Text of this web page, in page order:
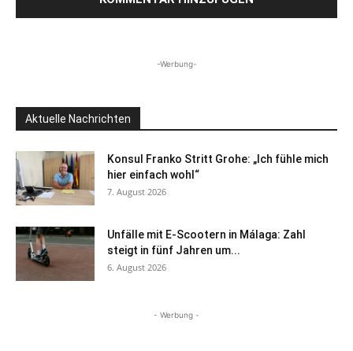
-Werbung-
Aktuelle Nachrichten
Konsul Franko Stritt Grohe: „Ich fühle mich
hier einfach wohl“
7. August 2026
Unfälle mit E-Scootern in Málaga: Zahl
steigt in fünf Jahren um...
6. August 2026
- Werbung -